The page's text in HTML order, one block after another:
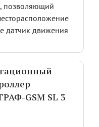
позволяющий
датчик движения
GSM SL 3